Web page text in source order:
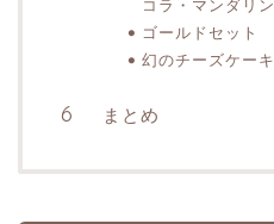
コラ・マンダリン
ゴールドセット
幻のチーズケーキ
まとめ